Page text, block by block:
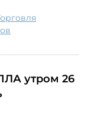
торговля
утром 26